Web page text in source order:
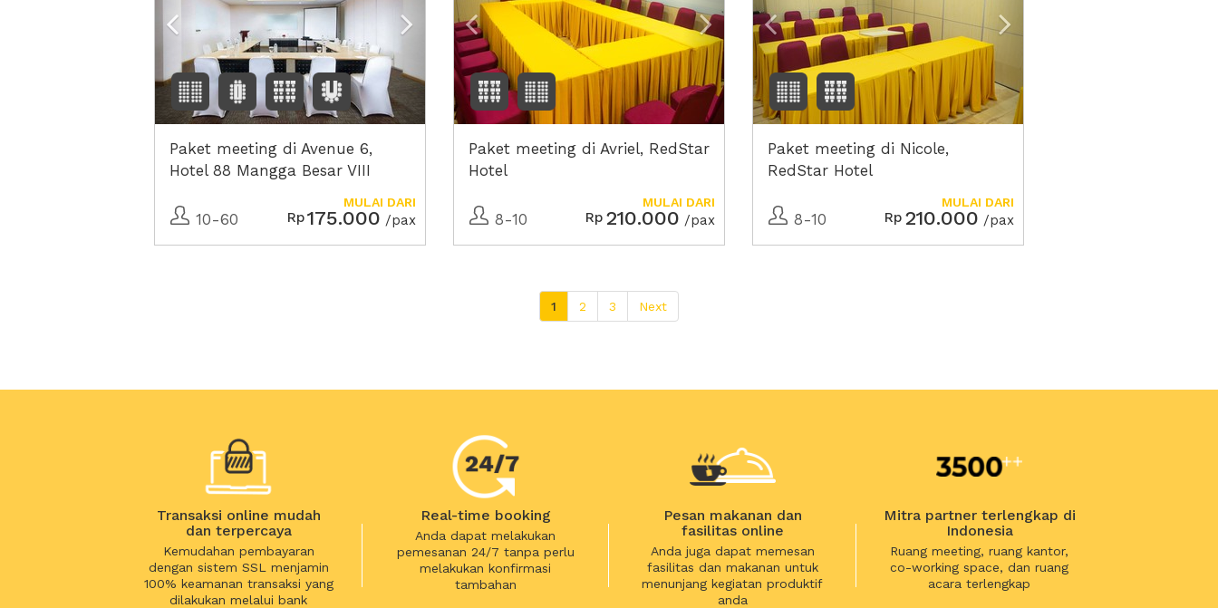
Paket meeting di Avenue 6,
Hotel 88 Mangga Besar VIII
10-60 Rp175.000 /pax
MULAI DARI
Paket meeting di Avriel, RedStar
Hotel
8-10 Rp 210.000 /pax
MULAI DARI
Paket meeting di Nicole,
RedStar Hotel
8-10 Rp 210.000 /pax
MULAI DARI
1 2 3 Next
Transaksi online mudah
dan terpercaya
Kemudahan pembayaran
dengan sistem SSL menjamin
100% keamanan transaksi yang
dilakukan melalui bank
Real-time booking
Anda dapat melakukan
pemesanan 24/7 tanpa perlu
melakukan konfirmasi
tambahan
Pesan makanan dan
fasilitas online
Anda juga dapat memesan
fasilitas dan makanan untuk
menunjang kegiatan produktif
anda
Mitra partner terlengkap di
Indonesia
Ruang meeting, ruang kantor,
co-working space, dan ruang
acara terlengkap